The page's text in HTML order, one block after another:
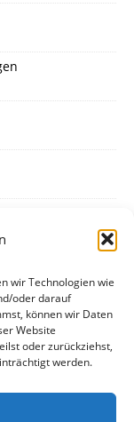
wir Technologien wie
oder darauf
können wir Daten
Website
oder zurückziehst,
werden.